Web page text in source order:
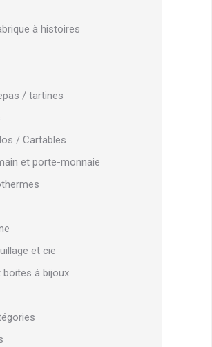
à histoires
/ tartines
/ Cartables
et porte-monnaie
et cie
boites à bijoux